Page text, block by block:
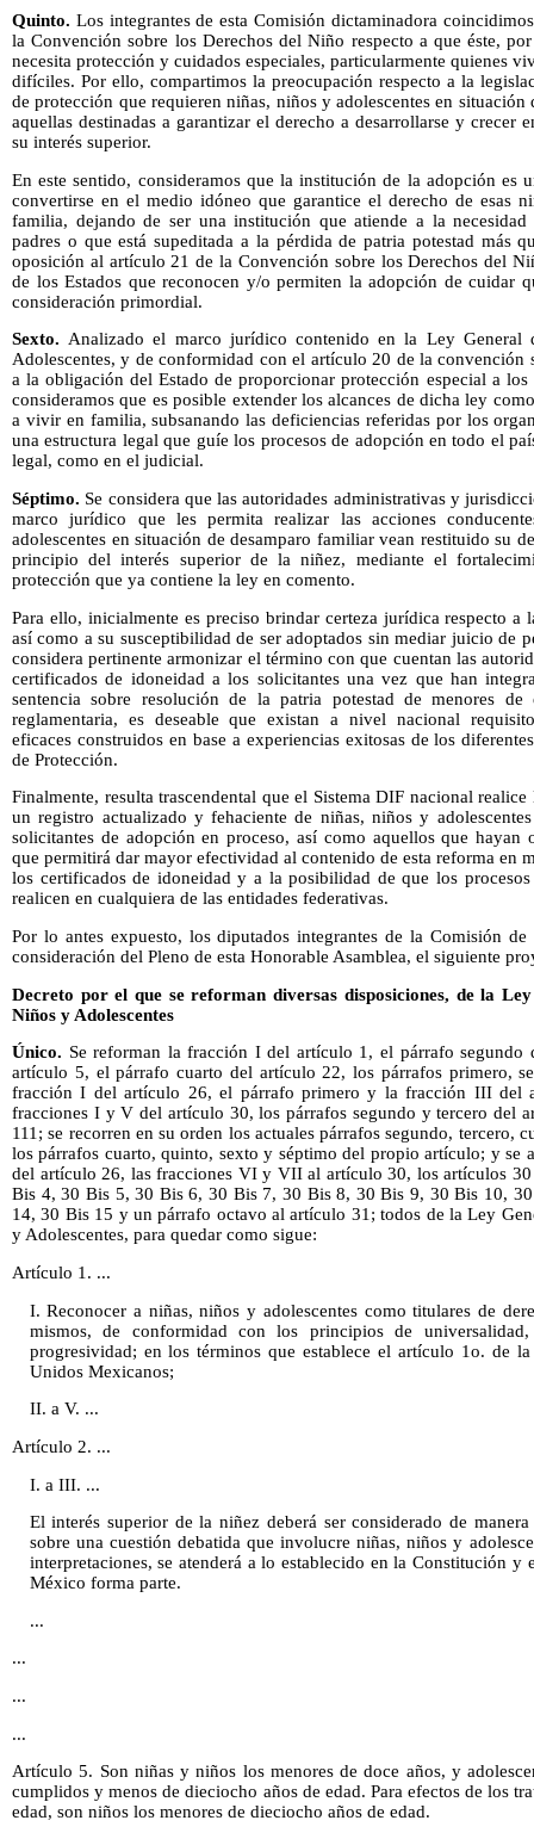
Quinto. Los integrantes de esta Comisión dictaminadora
la Convención sobre los Derechos del Niño respecto a que éste,
necesita protección y cuidados especiales, particularmente quienes
difíciles. Por ello, compartimos la preocupación respecto a la
de protección que requieren niñas, niños y adolescentes en situación
aquellas destinadas a garantizar el derecho a desarrollarse y crecer
su interés superior.
En este sentido, consideramos que la institución de la adopción es
convertirse en el medio idóneo que garantice el derecho de esas
familia, dejando de ser una institución que atiende a la
padres o que está supeditada a la pérdida de patria potestad más
oposición al artículo 21 de la Convención sobre los Derechos del
de los Estados que reconocen y/o permiten la adopción de cuidar
consideración primordial.
Sexto.Analizado el marco jurídico contenido en la Ley General
Adolescentes, y de conformidad con el artículo 20 de la convención
a la obligación del Estado de proporcionar protección especial a
consideramos que es posible extender los alcances de dicha ley
a vivir en familia, subsanando las deficiencias referidas por los
una estructura legal que guíe los procesos de adopción en todo el
legal, como en el judicial.
Séptimo. Se considera que las autoridades administrativas y
marco jurídico que les permita realizar las acciones
adolescentes en situación de desamparo familiar vean restituido su
principio del interés superior de la niñez, mediante el
protección que ya contiene la ley en comento.
Para ello, inicialmente es preciso brindar certeza jurídica respecto a
así como a su susceptibilidad de ser adoptados sin mediar juicio de
considera pertinente armonizar el término con que cuentan las
certificados de idoneidad a los solicitantes una vez que han
sentencia sobre resolución de la patria potestad de menores
reglamentaria, es deseable que existan a nivel nacional
eficaces construidos en base a experiencias exitosas de los
de Protección.
Finalmente, resulta trascendental que el Sistema DIF nacional
un registro actualizado y fehaciente de niñas, niños y
solicitantes de adopción en proceso, así como aquellos que
que permitirá dar mayor efectividad al contenido de esta reforma en
los certificados de idoneidad y a la posibilidad de que los
realicen en cualquiera de las entidades federativas.
Por lo antes expuesto, los diputados integrantes de la Comisión
consideración del Pleno de esta Honorable Asamblea, el siguiente
Decreto por el que se reforman diversas disposiciones, de la
Niños y Adolescentes
Único. Se reforman la fracción I del artículo 1, el párrafo
artículo 5, el párrafo cuarto del artículo 22, los párrafos primero,
fracción I del artículo 26, el párrafo primero y la fracción III del
fracciones I y V del artículo 30, los párrafos segundo y tercero del
111; se recorren en su orden los actuales párrafos segundo, tercero,
los párrafos cuarto, quinto, sexto y séptimo del propio artículo; y se
del artículo 26, las fracciones VI y VII al artículo 30, los artículos
Bis 4, 30 Bis 5, 30 Bis 6, 30 Bis 7, 30 Bis 8, 30 Bis 9, 30 Bis 10,
14, 30 Bis 15 y un párrafo octavo al artículo 31; todos de la Ley
y Adolescentes, para quedar como sigue:
Artículo 1. ...
I. Reconocer a niñas, niños y adolescentes como titulares de
mismos, de conformidad con los principios de
progresividad; en los términos que establece el artículo 1o. de
Unidos Mexicanos;
II. a V. ...
Artículo 2. ...
I. a III. ...
El interés superior de la niñez deberá ser considerado de
sobre una cuestión debatida que involucre niñas, niños y
interpretaciones, se atenderá a lo establecido en la Constitución y
México forma parte.
...
...
...
...
Artículo 5. Son niñas y niños los menores de doce años, y
cumplidos y menos de dieciocho años de edad. Para efectos de los
edad, son niños los menores de dieciocho años de edad.